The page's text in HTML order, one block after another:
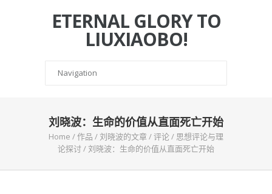
ETERNAL GLORY TO
LIUXIAOBO!
刘晓波：生命的价值从直面死亡开始
Home /作品 /刘晓波的文章/评论/ 思想评论与理
论探讨/刘晓波：生命的价值从直面死亡开始